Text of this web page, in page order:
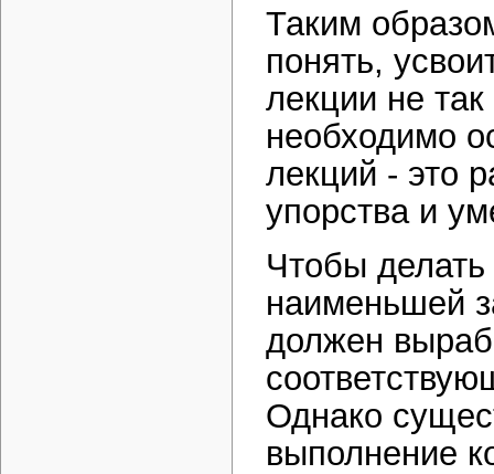
Таким
понять,
лекции не
необходимо
лекций - это
упорства и
Чтобы
наименьшей
должен
Однако
выполнение